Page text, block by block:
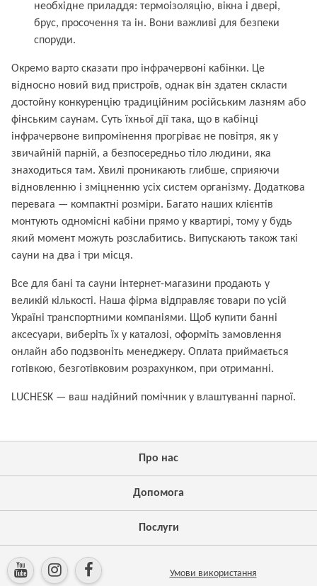
необхідне приладдя: термоізоляцію, вікна і двері,
брус, просочення та ін. Вони важливі для безпеки
споруди.
Окремо варто сказати про інфрачервоні кабінки. Це
відносно новий вид пристроїв, однак він здатен скласти
достойну конкуренцію традиційним російським лазням або
фінським саунам. Суть їхньої дії така, що в кабінці
інфрачервоне випромінення прогріває не повітря, як у
звичайній парній, а безпосередньо тіло людини, яка
знаходиться там. Хвилі проникають глибше, сприяючи
відновленню і зміцненню усіх систем організму. Додаткова
перевага — компактні розміри. Багато наших клієнтів
монтують одномісні кабіни прямо у квартирі, тому у будь
який момент можуть розслабитись. Випускають також такі
сауни на два і три місця.
Все для бані та сауни інтернет-магазини продають у
великій кількості. Наша фірма відправляє товари по усій
Україні транспортними компаніями. Щоб купити банні
аксесуари, виберіть їх у каталозі, оформіть замовлення
онлайн або подзвоніть менеджеру. Оплата приймається
готівкою, безготівковим розрахунком, при отриманні.
LUCHESK — ваш надійний помічник у влаштуванні парної.
Про нас
Допомога
Послуги
Умови використання